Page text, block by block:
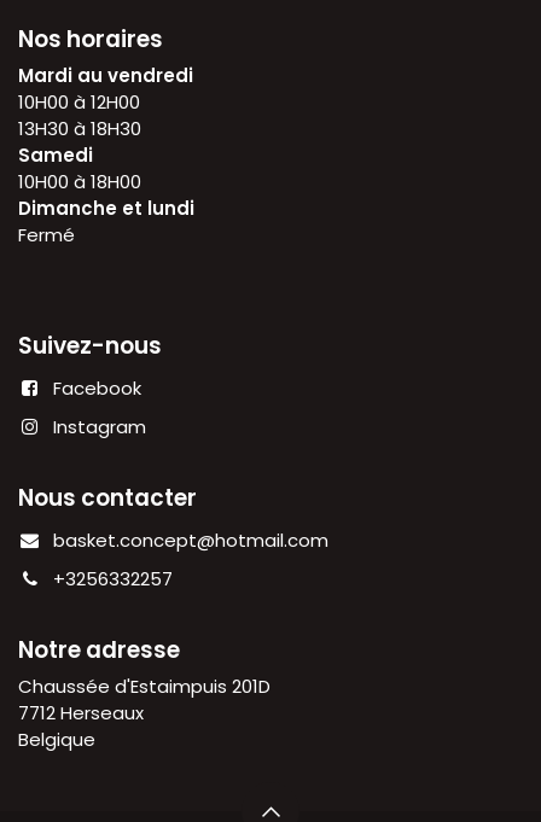
Nos horaires
Mardi au vendredi
10H00 à 12H00
13H30 à 18H30
Samedi
10H00 à 18H00
Dimanche et lundi
Fermé
Suivez-nous
Facebook
Instagram
Nous contacter
basket.concept@hotmail.com
+3256332257
Notre adresse
Chaussée d'Estaimpuis 201D
7712 Herseaux
Belgique